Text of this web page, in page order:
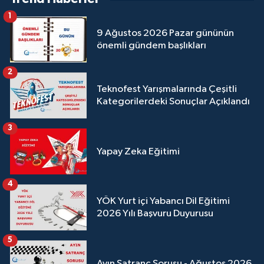
9 Ağustos 2026 Pazar gününün
önemli gündem başlıkları
1
Teknofest Yarışmalarında Çeşitli
Kategorilerdeki Sonuçlar Açıklandı
2
Yapay Zeka Eğitimi
3
YÖK Yurt içi Yabancı Dil Eğitimi
2026 Yılı Başvuru Duyurusu
4
5